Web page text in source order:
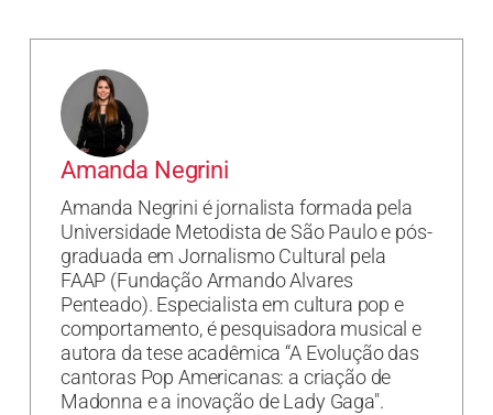
Amanda Negrini
Amanda Negrini é jornalista formada pela
Universidade Metodista de São Paulo e pós-
graduada em Jornalismo Cultural pela
FAAP (Fundação Armando Alvares
Penteado). Especialista em cultura pop e
comportamento, é pesquisadora musical e
autora da tese acadêmica “A Evolução das
cantoras Pop Americanas: a criação de
Madonna e a inovação de Lady Gaga".